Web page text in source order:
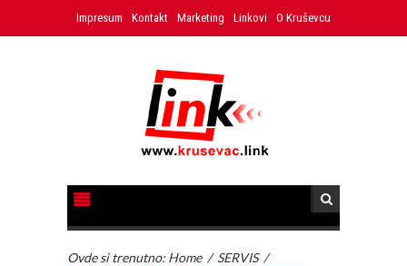
Impresum Kontakt Marketing Linkovi O Kruševcu
Ovde si trenutno: Home / SERVIS /